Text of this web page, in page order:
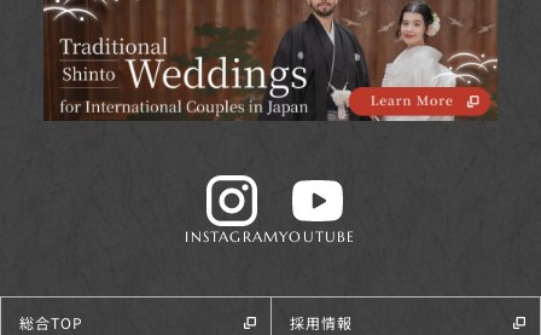
INSTAGRAMYOUTUBE
総合TOP 採用情報